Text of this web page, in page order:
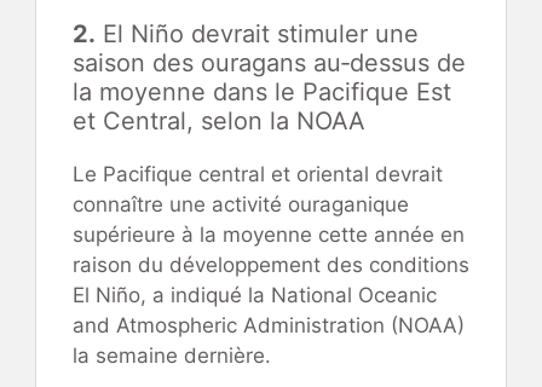
2. El Niño devrait stimuler une
saison des ouragans au‑dessus de
la moyenne dans le Pacifique Est
et Central, selon la NOAA
Le Pacifique central et oriental devrait
connaître une activité ouraganique
supérieure à la moyenne cette année en
raison du développement des conditions
El Niño, a indiqué la National Oceanic
and Atmospheric Administration (NOAA)
la semaine dernière.